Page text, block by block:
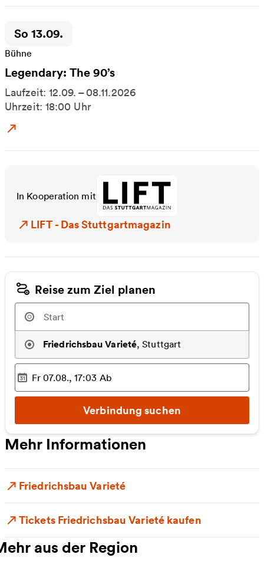
Zeitpunkt der Veranstaltung:
So 13.09.
Bühne
Legendary: The 90’s
Laufzeit: 12.09. – 08.11.2026
Uhrzeit: 18:00 Uhr
Zum Event: Legendary: The 90’s
In Kooperation mit
LIFT - Das Stuttgartmagazin
LIFT - Das Stuttgartmagazin
Reise zum Ziel planen
Friedrichsbau Varieté,Stuttgart
Ausgewählter Zeitpunkt
Fr 07.08., 17:03 Ab
Verbindung suchen
Mehr Informationen
Friedrichsbau Varieté
Tickets Friedrichsbau Varieté kaufen
aus der Region